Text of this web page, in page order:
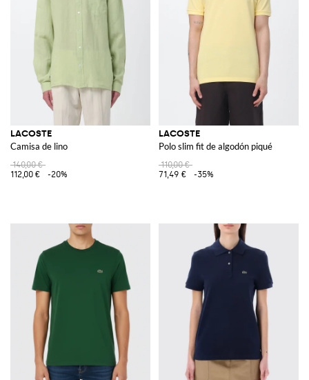
LACOSTE
Camisa de lino
140,00 €
112,00 €
-20%
LACOSTE
Polo slim fit de algodón piqué
110,00 €
71,49 €
-35%